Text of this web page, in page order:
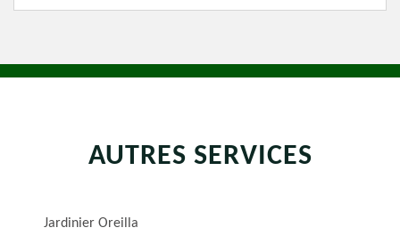
AUTRES SERVICES
Jardinier Oreilla